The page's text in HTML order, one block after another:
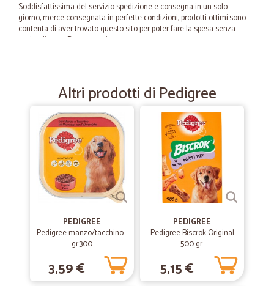
Soddisfattissima del servizio spedizione e consegna in un solo
giorno, merce consegnata in perfette condizioni, prodotti ottimi.sono
contenta di aver trovato questo sito per poter fare la spesa senza
uscire di casa. Davvero ottimo
Consegnato con cura
Imballato bene
—Enrico R.
Tutto perfetto
Tutto perfetto
08/02/2022
—Cesare M.
Prodotti ottimi di qualità
Prodotti ottimi di qualità, spedizione veloce, ottima cura della
confezione. Prezzi molto buoni, molto soddisfatto.
Altri prodotti di Pedigree
PEDIGREE
Pedigree manzo/tacchino -
gr.300
3,59 €
PEDIGREE
Pedigree Biscrok Original
500 gr.
5,15 €